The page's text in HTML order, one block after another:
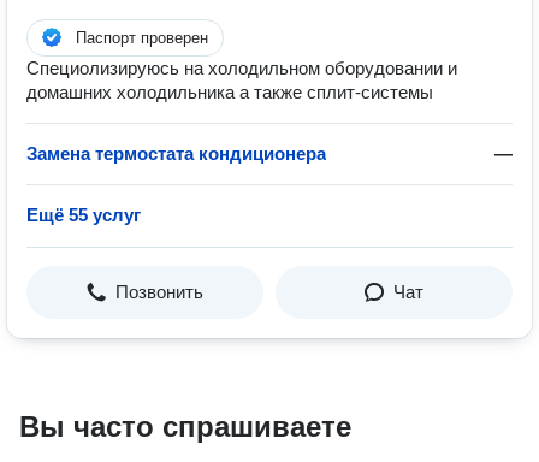
Паспорт проверен
Специолизируюсь на холодильном оборудовании и
домашних холодильника а также сплит-системы
Замена термостата кондиционера —
Ещё 55 услуг
Позвонить Чат
Вы часто спрашиваете